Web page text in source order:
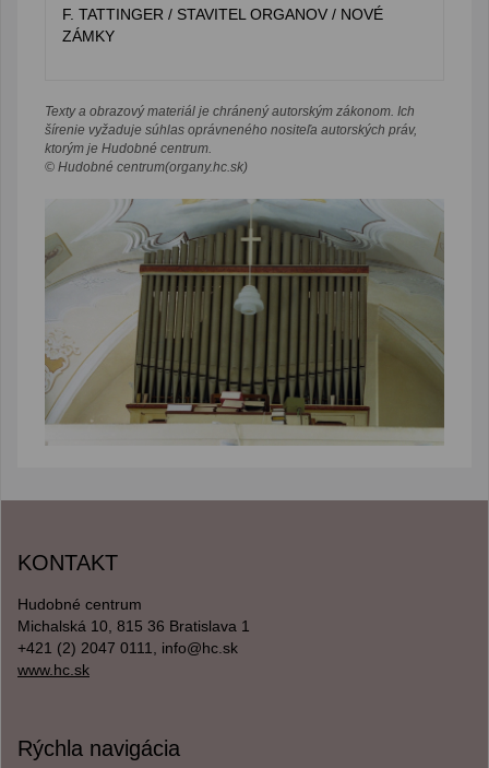
F. TATTINGER / STAVITEL ORGANOV / NOVÉ
ZÁMKY
Texty a obrazový materiál je chránený autorským zákonom. Ich
šírenie vyžaduje súhlas oprávneného nositeľa autorských práv,
ktorým je Hudobné centrum.
© Hudobné centrum(organy.hc.sk)
KONTAKT
Hudobné centrum
Michalská 10, 815 36 Bratislava 1
+421 (2) 2047 0111, info@hc.sk
www.hc.sk
Rýchla navigácia